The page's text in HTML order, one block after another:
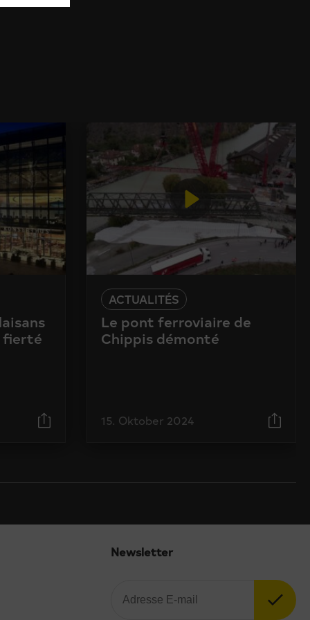
fierté
ACTUALITÉS
Le pont ferroviaire de
Chippis démonté
15. Oktober 2024
Newsletter